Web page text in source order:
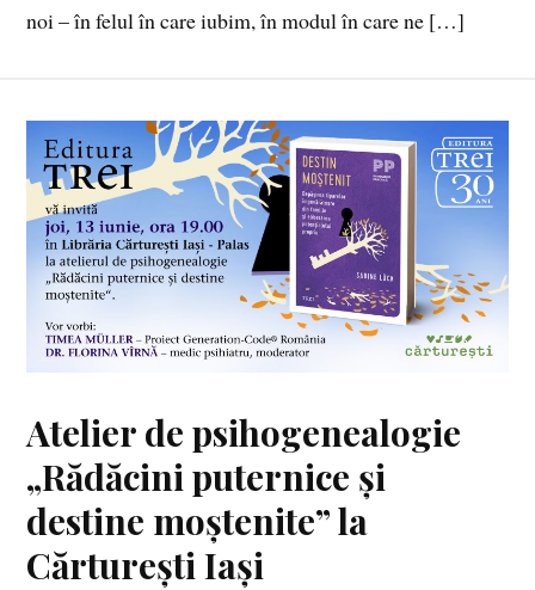
noi – în felul în care iubim, în modul în care ne […]
Atelier de psihogenealogie
„Rădăcini puternice și
destine moștenite” la
Cărturești Iași